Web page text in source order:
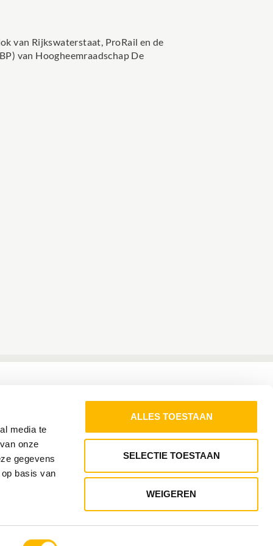
media te
onze
gegevens
basis van
ALLES TOESTAAN
SELECTIE TOESTAAN
WEIGEREN
van Rijkswaterstaat, ProRail en de
van Hoogheemraadschap De